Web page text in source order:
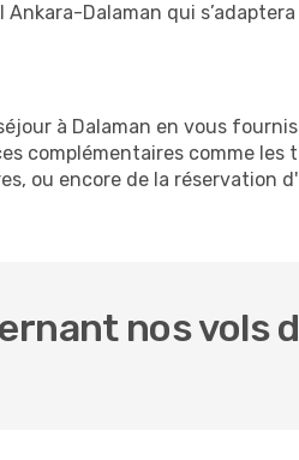
Dalaman qui
à Dalaman en vous
complémentaires comme
ou encore de la réservation
nos vols